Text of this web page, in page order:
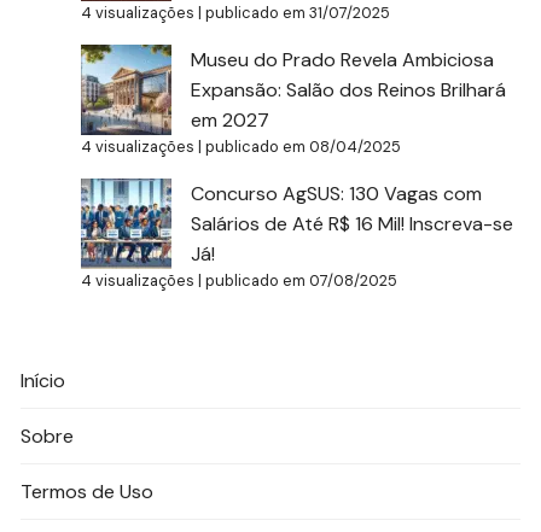
4 visualizações |publicado em 31/07/2025
Museu do Prado Revela Ambiciosa
Expansão: Salão dos Reinos Brilhará
em 2027
4 visualizações |publicado em 08/04/2025
Concurso AgSUS: 130 Vagas com
Salários de Até R$ 16 Mil! Inscreva-se
Já!
4 visualizações |publicado em 07/08/2025
Início
Sobre
Termos de Uso